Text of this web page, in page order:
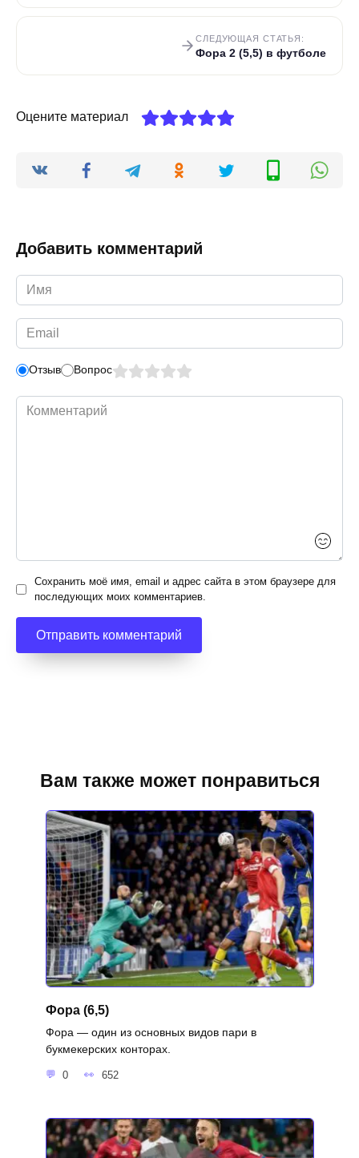
СЛЕДУЮЩАЯ СТАТЬЯ:
Фора 2 (5,5) в футболе
Оцените материал
Добавить комментарий
Имя
*
Email
*
Отзыв Вопрос
Комментарий
Сохранить моё имя, email и адрес сайта в этом браузере для
последующих моих комментариев.
Вам также может понравиться
Фора (6,5)
Фора — один из основных видов пари в
букмекерских конторах.
0 652